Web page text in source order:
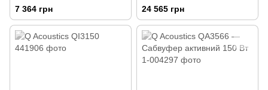
7 364 грн 24 565 грн